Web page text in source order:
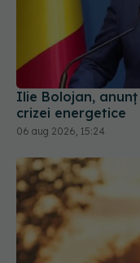
Ilie Bolojan,
crizei energetice
06 aug 2026, 15:24